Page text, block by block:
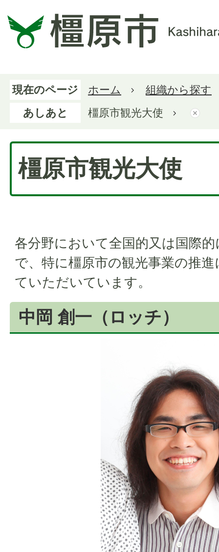
現在のページ ホーム
組織から探す
あしあと
橿原市観光大使
橿原市観光大使
各分野において全国的又は国際
で、特に橿原市の観光事業の推
ていただいています。
中岡 創一（ロッチ）